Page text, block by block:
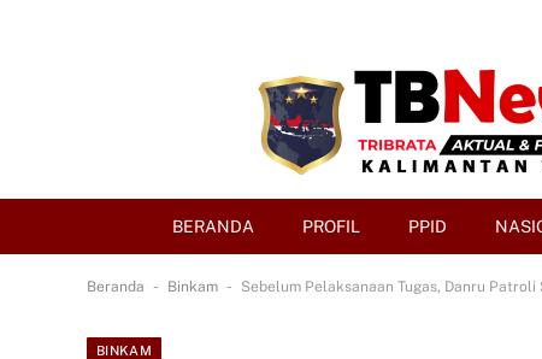
BERANDA PROFIL PPID
Beranda - Binkam - Sebelum Pelaksanaan Tugas, Danru
BINKAM